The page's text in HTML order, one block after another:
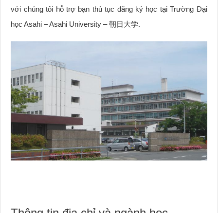
với chúng tôi hỗ trợ bạn thủ tục đăng ký học tại Trường Đại
học Asahi – Asahi University – 朝日大学.